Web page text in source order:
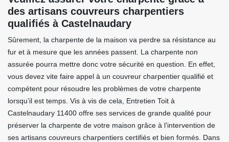
des artisans couvreurs charpentiers
qualifiés à Castelnaudary
Sûrement, la charpente de la maison va perdre sa résistance au
fur et à mesure que les années passent. La charpente non
assurée pourra mettre donc votre sécurité en question. En effet,
vous devez vite faire appel à un couvreur charpentier qualifié et
compétent pour résoudre les problèmes de votre charpente
lorsqu’il est temps. Vis à vis de cela, Entretien Toit à
Castelnaudary 11400 offre ses services de grande qualité pour
préserver la charpente de votre maison grâce à l’intervention de
ses artisans couvreurs charpentiers certifiés et bien formés. Dans